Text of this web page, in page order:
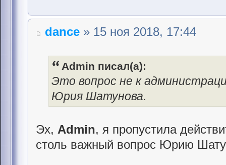
dance » 15 ноя 2018, 17:44
Admin писал(а):
Это вопрос не к
Юрия Шатунова.
Эх, Admin, я пропустила
столь важный вопрос Юрию